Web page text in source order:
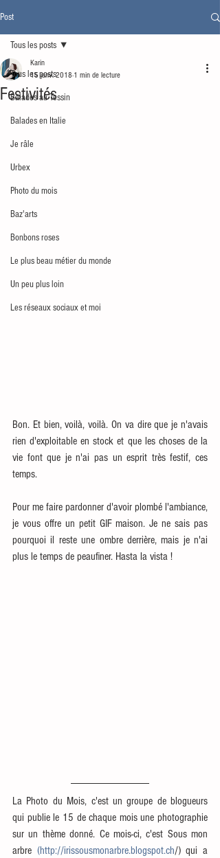
Post
Tous les posts
Balades au Tessin
Balades en Italie
Je râle
Urbex
Photo du mois
Baz'arts
Bonbons roses
Le plus beau métier du monde
Un peu plus loin
Les réseaux sociaux et moi
Tous les posts
Festivités
Karin
15 janv. 2018 1 min de lecture
Bon. Et bien, voilà, voilà. On va dire que je n'avais
rien d'exploitable en stock et que les choses de la
vie font que je n'ai pas un esprit très festif, ces
temps.
Pour me faire pardonner d'avoir plombé l'ambiance,
je vous offre un petit GIF maison. Je ne sais pas
pourquoi il reste une ombre derrière, mais je n'ai
plus le temps de peaufiner. Hasta la vista !
La Photo du Mois, c'est un groupe de blogueurs
qui publie le 15 de chaque mois une photographie
sur un thème donné. Ce mois-ci, c'est Sous mon
arbre (http://irissousmonarbre.blogspot.ch/) qui a